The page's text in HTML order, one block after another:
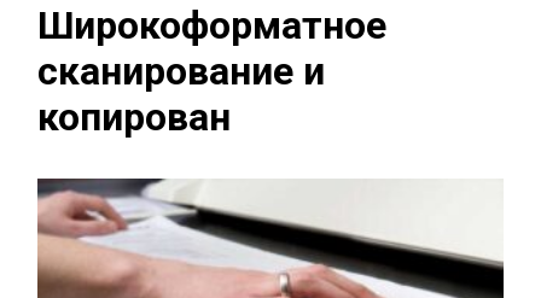
Широкоформатное
сканирование и
копирован